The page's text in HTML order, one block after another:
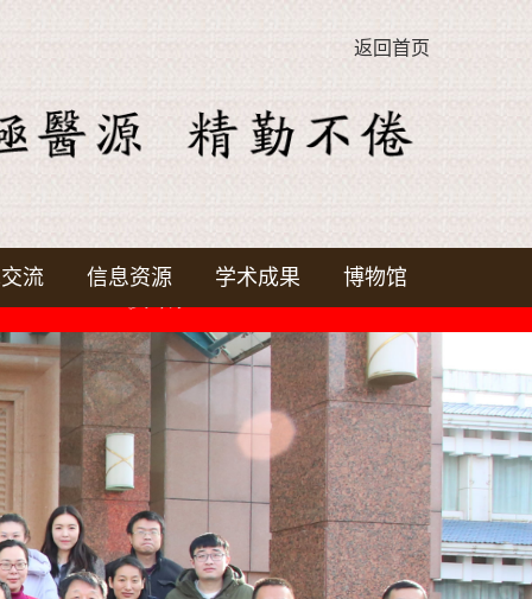
返回首页
流 信息资源 学术成果 博物馆